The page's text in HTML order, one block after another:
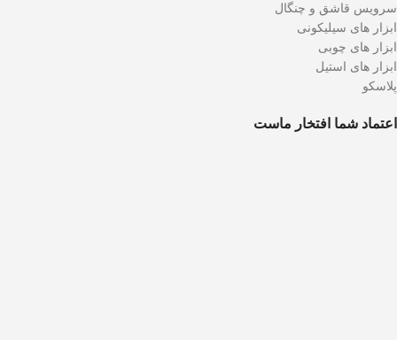
سرویس قاشق و چنگال
ابزار های سیلیکونی
ابزار های چوبی
ابزار های استیل
پلاسکو
اعتماد شما افتخار ماست